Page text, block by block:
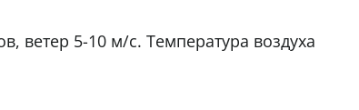
ветер 5-10 м/с. Температура воздуха